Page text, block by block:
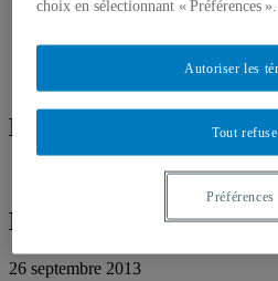
Accrom\(\alpha\)th en PDF
Contact et Abonnements
Écrit par Adrien
L-systèmes: les
26 septembre 2013
choix en sélectionnant « Préférences ».
Tout
Autoriser les
Préférences